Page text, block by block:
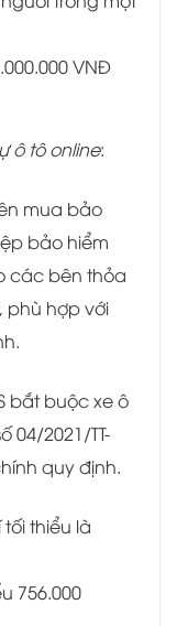
VNĐ
ô tô online:
mua bảo
bảo hiểm
các bên thỏa
phù hợp với
bắt buộc xe ô
04/2021/TT-
quy định.
thiểu là
756.000